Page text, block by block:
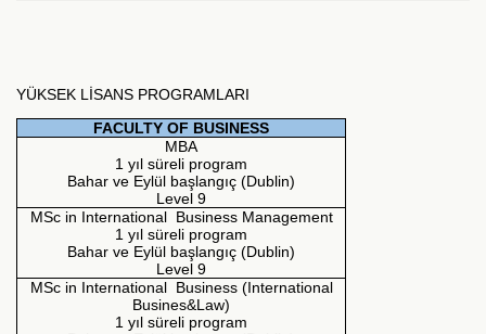
YÜKSEK LİSANS PROGRAMLARI
FACULTY OF BUSINESS
MBA
1 yıl süreli program
Bahar ve Eylül başlangıç (Dublin)
Level 9
MSc in International Business Management
1 yıl süreli program
Bahar ve Eylül başlangıç (Dublin)
Level 9
MSc in International Business (International
Busines&Law)
1 yıl süreli program